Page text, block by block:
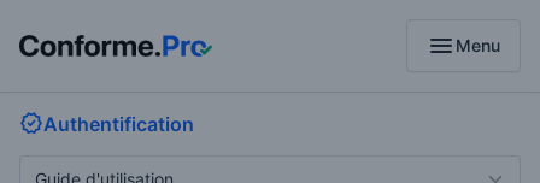
menu Menu
Authentification